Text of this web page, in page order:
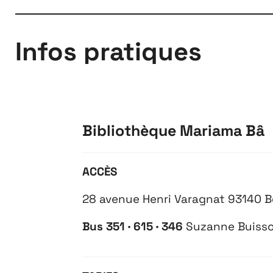
Infos pratiques
Bibliothèque Mariama Bâ
ACCÈS
28 avenue Henri Varagnat 93140
Bus 351 · 615 · 346 Suzanne